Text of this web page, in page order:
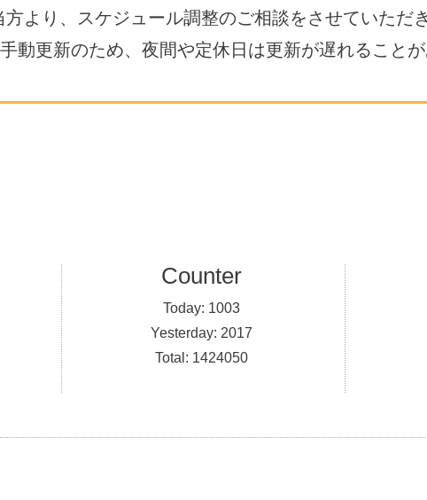
方より、スケジュール調整のご相談をさせていただ
動更新のため、 夜間や定休日は更新が遅れることが
Counter
Today: 1003
Yesterday: 2017
Total: 1424050